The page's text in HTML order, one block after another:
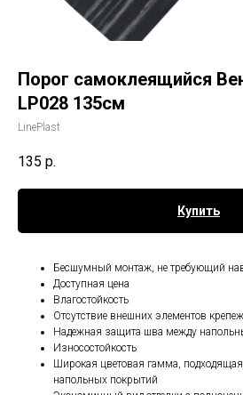
Порог самоклеящийся
LP028 135см
LinePlast
135 р.
Купить
Бесшумный монтаж, не требующий
Доступная цена
Влагостойкость
Отсутствие внешних элементов
Надежная защита шва между
Износостойкость
Широкая цветовая гамма,
напольных покрытий